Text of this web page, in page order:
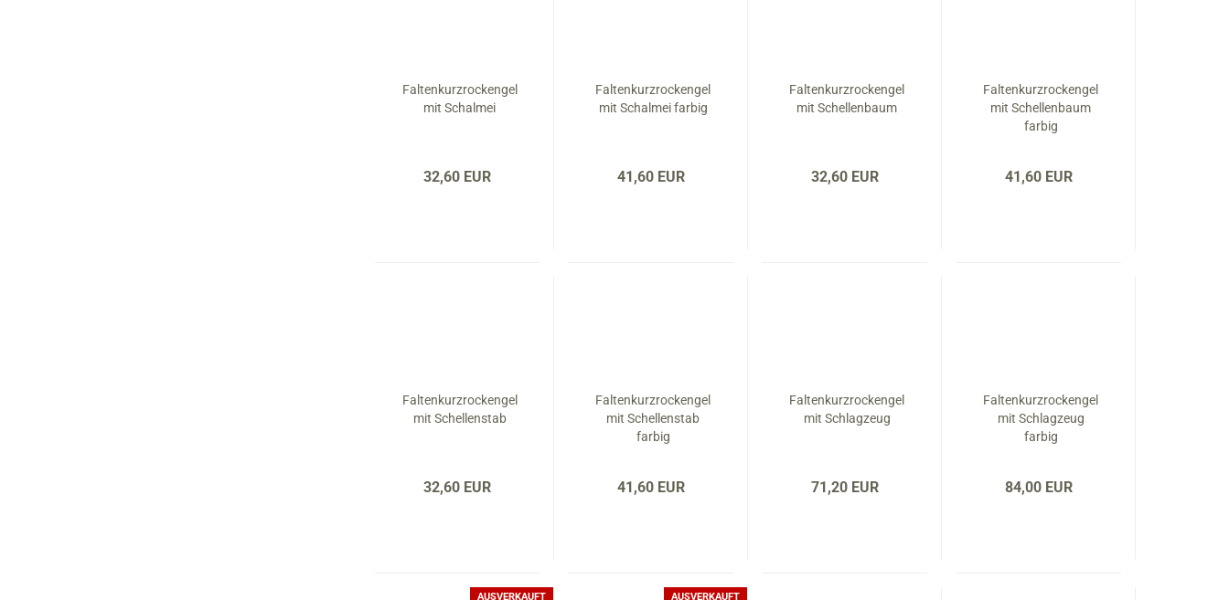
Faltenkurzrockengel
mit Schalmei
32,60 EUR
Faltenkurzrockengel
mit Schalmei farbig
41,60 EUR
Faltenkurzrockengel
mit Schellenbaum
32,60 EUR
Faltenkurzrockengel
mit Schellenbaum
farbig
41,60 EUR
Faltenkurzrockengel
mit Schellenstab
32,60 EUR
Faltenkurzrockengel
mit Schellenstab
farbig
41,60 EUR
Faltenkurzrockengel
mit Schlagzeug
71,20 EUR
Faltenkurzrockengel
mit Schlagzeug
farbig
84,00 EUR
AUSVERKAUFT AUSVERKAUFT